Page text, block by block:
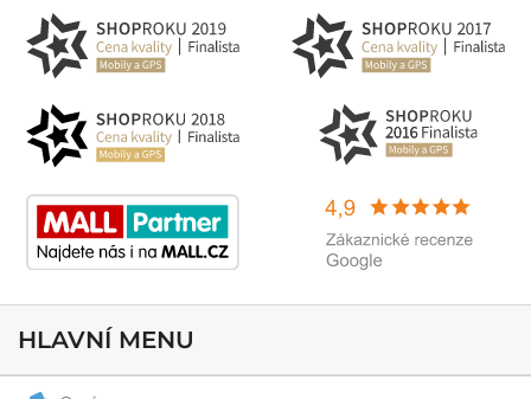
HLAVNÍ MENU